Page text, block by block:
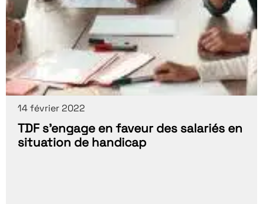
14 février 2022
TDF s’engage en faveur des salariés en
situation de handicap